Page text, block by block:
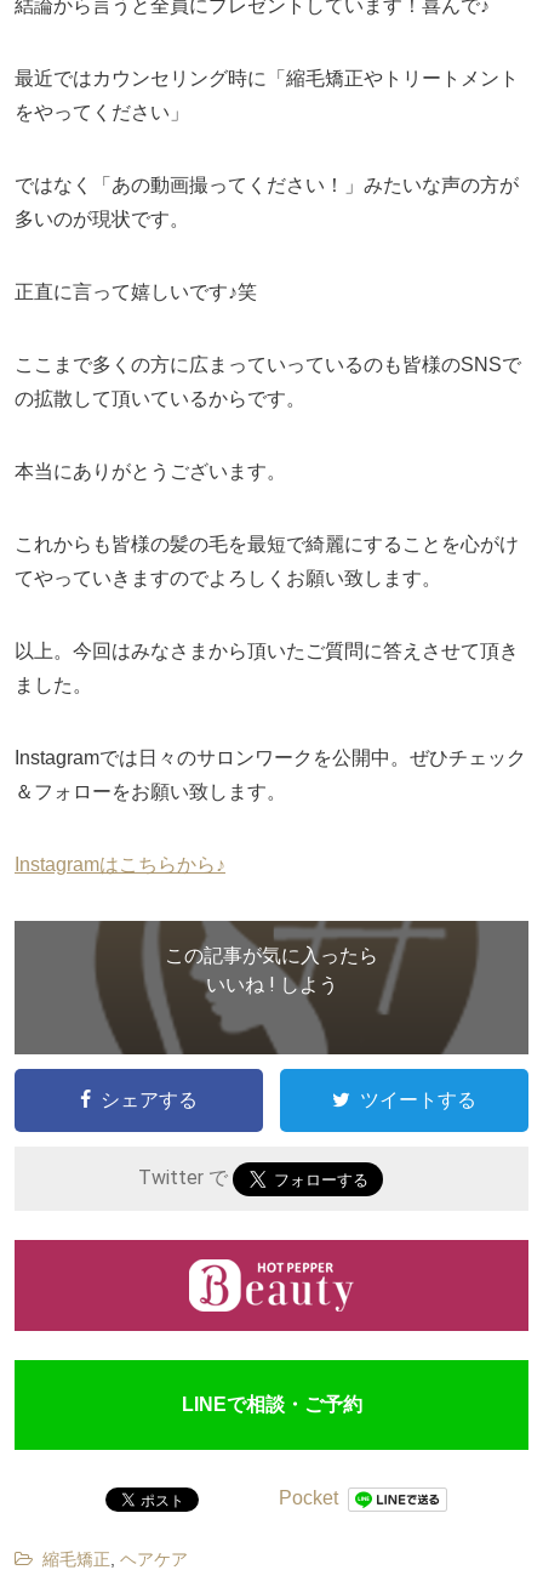
結論から言うと全員にプレゼントしています！喜んで♪
最近ではカウンセリング時に「縮毛矯正やトリートメント
をやってください」
ではなく「あの動画撮ってください！」みたいな声の方が
多いのが現状です。
正直に言って嬉しいです♪笑
ここまで多くの方に広まっていっているのも皆様のSNSで
の拡散して頂いているからです。
本当にありがとうございます。
これからも皆様の髪の毛を最短で綺麗にすることを心がけ
てやっていきますのでよろしくお願い致します。
以上。今回はみなさまから頂いたご質問に答えさせて頂き
ました。
Instagramでは日々のサロンワークを公開中。ぜひチェック
＆フォローをお願い致します。
Instagramはこちらから♪
この記事が気に入ったら
いいね ! しよう
シェアする ツイートする
Twitter で
LINEで相談・ご予約
Pocket
縮毛矯正 ヘアケア